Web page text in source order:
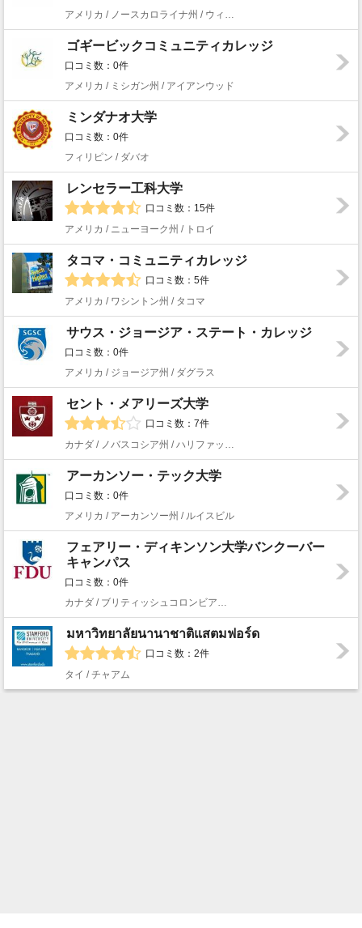
ゴギービックコミュニティカレッジ
口コミ数：0件
アメリカ / ミシガン州 / アイアンウッド
ミンダナオ大学
口コミ数：0件
フィリピン / ダバオ
レンセラー工科大学
口コミ数：15件
アメリカ / ニューヨーク州 / トロイ
タコマ・コミュニティカレッジ
口コミ数：5件
アメリカ / ワシントン州 / タコマ
サウス・ジョージア・ステート・カレッジ
口コミ数：0件
アメリカ / ジョージア州 / ダグラス
セント・メアリーズ大学
口コミ数：7件
アーカンソー・テック大学
口コミ数：0件
アメリカ / アーカンソー州 / ルイスビル
フェアリー・ディキンソン大学バンクーバー
キャンパス
口コミ数：0件
มหาวิทยาลัยนานาชาติแสตมฟอร์ด
口コミ数：2件
タイ / チャアム